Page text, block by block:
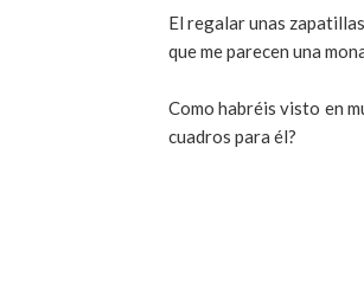
El regalar unas
que me parecen una
Como habréis visto en
cuadros para él?